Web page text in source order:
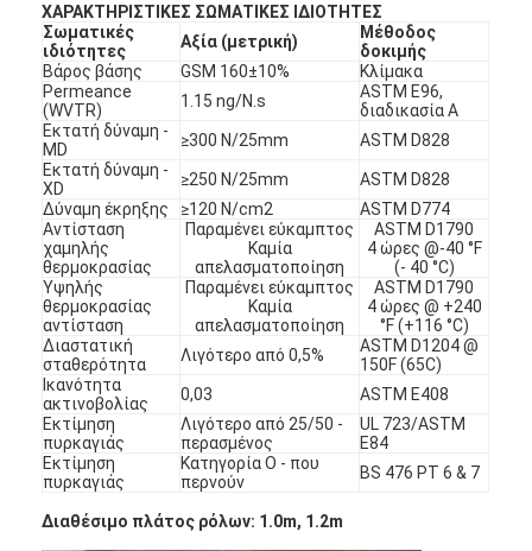
ΧΑΡΑΚΤΗΡΙΣΤΙΚΕΣ ΣΩΜΑΤΙΚΕΣ ΙΔΙΟΤΗΤΕΣ
Σωματικές
ιδιότητες
Αξία (μετρική)
Μέθοδος
δοκιμής
Βάρος βάσης
GSM 160±10%
Κλίμακα
Permeance
(WVTR)
1.15 ng/N.s
ASTM E96,
διαδικασία Α
Εκτατή δύναμη -
MD
≥300 N/25mm
ASTM D828
Εκτατή δύναμη -
XD
≥250 N/25mm
ASTM D828
Δύναμη έκρηξης
≥120 N/cm2
ASTM D774
Αντίσταση
χαμηλής
θερμοκρασίας
Παραμένει εύκαμπτος
Καμία
απελασματοποίηση
ASTM D1790
4 ώρες @-40 °F
(- 40 °C)
Υψηλής
θερμοκρασίας
αντίσταση
Παραμένει εύκαμπτος
Καμία
απελασματοποίηση
ASTM D1790
4 ώρες @ +240
°F (+116 °C)
Διαστατική
σταθερότητα
Λιγότερο από 0,5%
ASTM D1204 @
150F (65C)
Ικανότητα
ακτινοβολίας
0,03
ASTM E408
Εκτίμηση
πυρκαγιάς
Λιγότερο από 25/50 -
περασμένος
UL 723/ASTM
E84
Εκτίμηση
πυρκαγιάς
Κατηγορία Ο - που
περνούν
BS 476 PT 6 & 7
Διαθέσιμο πλάτος ρόλων: 1.0m, 1.2m